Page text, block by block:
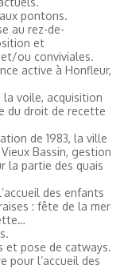
pontons.
au rez-de-
et
ou conviviales.
active à Honfleur,
voile, acquisition
du droit de recette
de 1983, la ville
Bassin, gestion
la partie des quais
des enfants
: fête de la mer
pose de catways.
pour l’accueil des